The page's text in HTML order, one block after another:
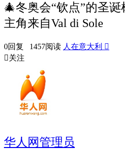
🎄冬奥会“钦点”的圣
主角来自Val di Sole
0回复 1457阅读 人在意大利 
关注
华人网管理员